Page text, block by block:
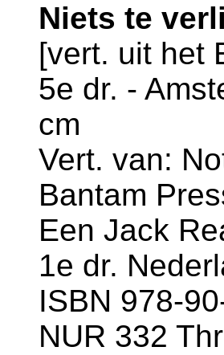
Niets te
[vert. uit het
5e dr. -
cm
Vert. van:
Bantam
Een Jack
1e dr.
ISBN 978-
NUR 332